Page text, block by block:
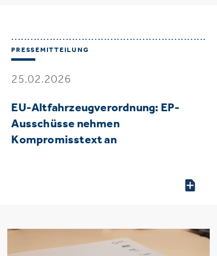
PRESSEMITTEILUNG
25.02.2026
EU-Altfahrzeugverordnung: EP-
Ausschüsse nehmen
Kompromisstext an